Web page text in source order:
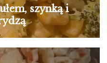
szynką i